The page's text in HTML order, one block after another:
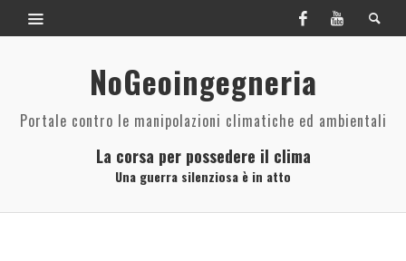
NoGeoingegneria
Portale contro le manipolazioni climatiche ed ambientali
La corsa per possedere il clima
Una guerra silenziosa è in atto